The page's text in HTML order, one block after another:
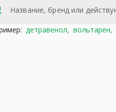
детравенол, вольтарен,